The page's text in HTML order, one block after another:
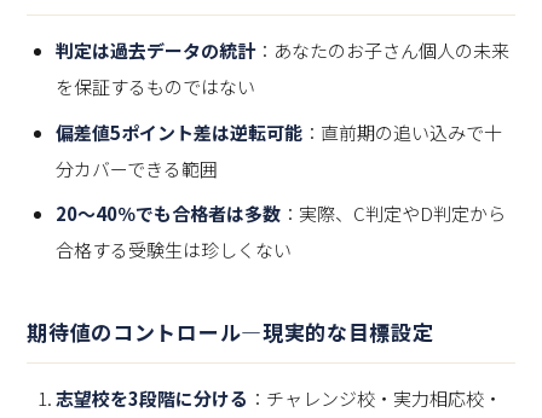
判定は過去データの統計：あなたのお子さん個人の未来
を保証するものではない
偏差値5ポイント差は逆転可能 ：直前期の追い込みで十
分カバーできる範囲
20〜40％でも合格者は多数 ：実際、C判定やD判定から
合格する受験生は珍しくない
期待値のコントロール—現実的な目標設定
志望校を3段階に分ける ：チャレンジ校・実力相応校・